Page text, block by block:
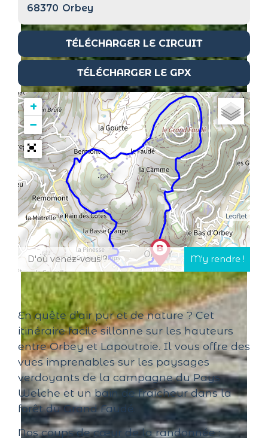
68370 Orbey
TÉLÉCHARGER LE CIRCUIT
TÉLÉCHARGER LE GPX
+
−
Leaflet
En quête d’air pur et de nature ? Cet
itinéraire facile sillonne sur les hauteurs
entre Orbey et Lapoutroie. Il vous offre des
vues imprenables sur les paysages
verdoyants de la campagne du Pays
Welche et un bain de fraîcheur dans la
forêt du Grand Faudé.
Nos coups de cœur de la randonnée :